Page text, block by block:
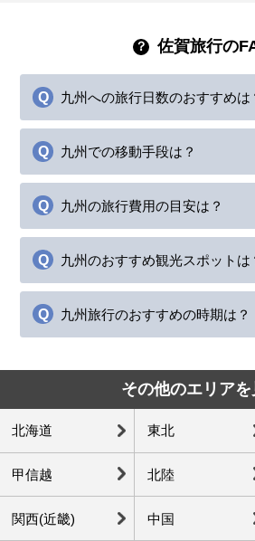
佐賀旅行の
九州への旅行日数のおすすめは
九州での移動手段は？
九州の旅行費用の目安は？
九州のおすすめ観光スポットは
九州旅行のおすすめの時期は？
その他のエリアを
北海道 東北
甲信越 北陸
関西(近畿) 中国